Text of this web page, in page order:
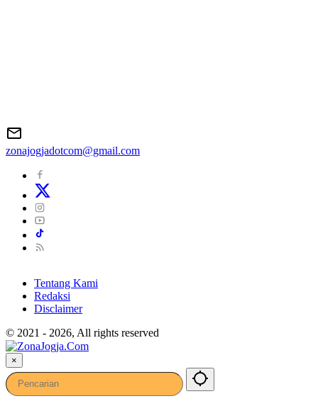
zonajogjadotcom@gmail.com
Tentang Kami
Redaksi
Disclaimer
© 2021 - 2026, All rights reserved
×